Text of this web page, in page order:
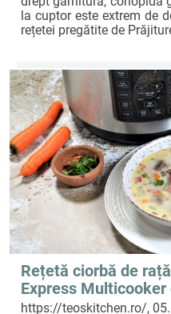
la cuptor este extrem de
rețetei pregătite de
Rețetă ciorbă de
Express
Crock-Pot by Teo's
https://teoskitchen.ro/,